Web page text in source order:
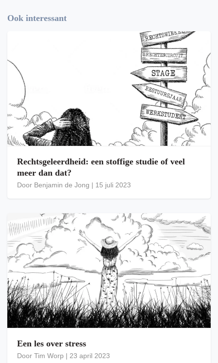
Ook interessant
Rechtsgeleerdheid: een stoffige studie of veel
meer dan dat?
Door Benjamin de Jong | 15 juli 2023
Een les over stress
Door Tim Worp | 23 april 2023